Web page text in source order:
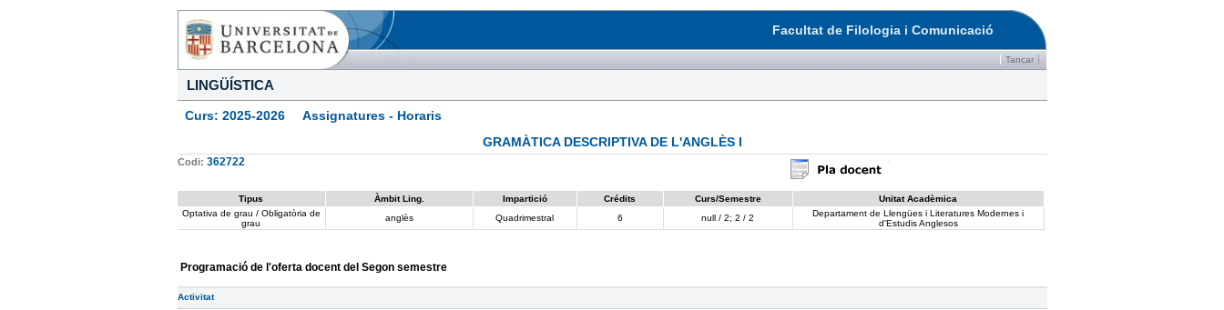
Facultat de Filologia i Comunicació
Tancar
LINGÜÍSTICA
Curs: 2025-2026 Assignatures - Horaris
GRAMÀTICA DESCRIPTIVA DE L'ANGLÈS I
Codi: 362722
Tipus Àmbit Ling. Impartició Crédits Curs/Semestre
Unitat Acadèmica
Optativa de grau / Obligatòria de
grau
anglès Quadrimestral 6 null / 2; 2 / 2
Departament de Llengües i Literatures Modernes i
d'Estudis Anglesos
Programació de l'oferta docent del Segon semestre
Activitat